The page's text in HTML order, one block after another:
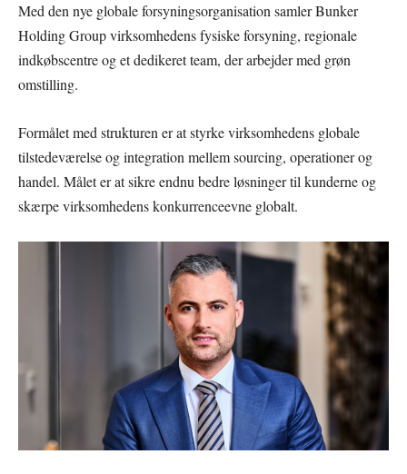
Med den nye globale forsyningsorganisation samler Bunker
Holding Group virksomhedens fysiske forsyning, regionale
indkøbscentre og et dedikeret team, der arbejder med grøn
omstilling.
Formålet med strukturen er at styrke virksomhedens globale
tilstedeværelse og integration mellem sourcing, operationer og
handel. Målet er at sikre endnu bedre løsninger til kunderne og
skærpe virksomhedens konkurrenceevne globalt.